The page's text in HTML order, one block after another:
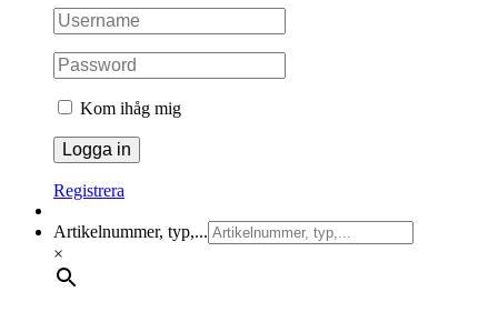
Kom ihåg mig
Registrera
Artikelnummer, typ,...
×